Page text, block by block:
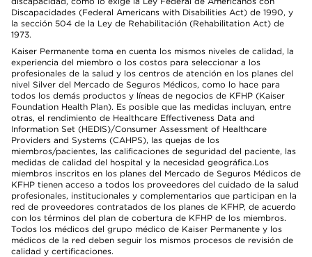
Discapacidades (Federal Americans with Disabilities Act) de 1990, y
la sección 504 de la Ley de Rehabilitación (Rehabilitation Act) de
1973.
Kaiser Permanente toma en cuenta los mismos niveles de calidad, la
experiencia del miembro o los costos para seleccionar a los
profesionales de la salud y los centros de atención en los planes del
nivel Silver del Mercado de Seguros Médicos, como lo hace para
todos los demás productos y líneas de negocios de KFHP (Kaiser
Foundation Health Plan). Es posible que las medidas incluyan, entre
otras, el rendimiento de Healthcare Effectiveness Data and
Information Set (HEDIS)/Consumer Assessment of Healthcare
Providers and Systems (CAHPS), las quejas de los
miembros/pacientes, las calificaciones de seguridad del paciente, las
medidas de calidad del hospital y la necesidad geográfica.Los
miembros inscritos en los planes del Mercado de Seguros Médicos de
KFHP tienen acceso a todos los proveedores del cuidado de la salud
profesionales, institucionales y complementarios que participan en la
red de proveedores contratados de los planes de KFHP, de acuerdo
con los términos del plan de cobertura de KFHP de los miembros.
Todos los médicos del grupo médico de Kaiser Permanente y los
médicos de la red deben seguir los mismos procesos de revisión de
calidad y certificaciones.